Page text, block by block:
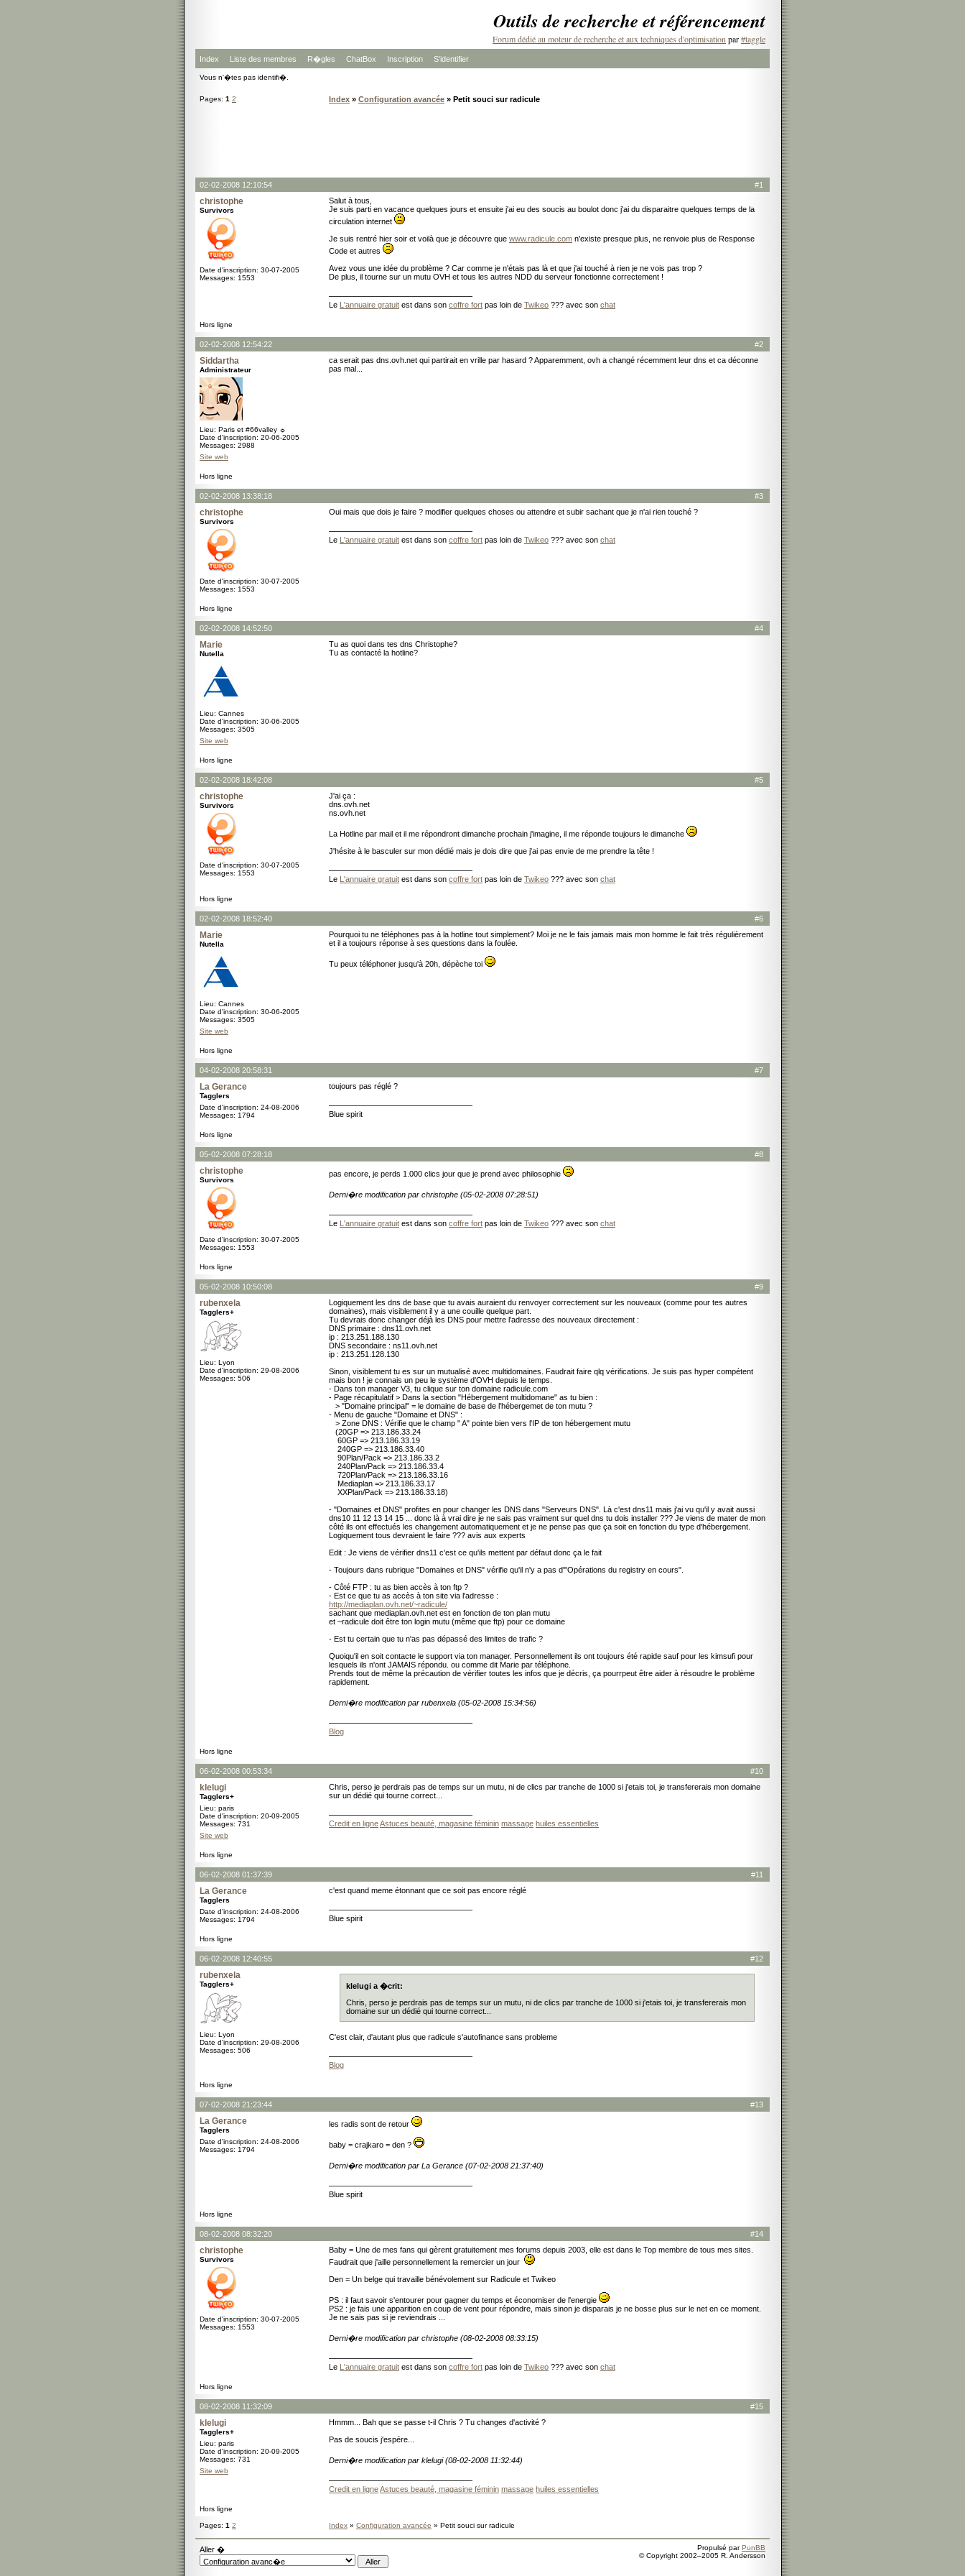
Outils de recherche et référencement
Forum dédié au moteur de recherche et aux techniques d'optimisation par#taggle
Index Liste des membres R�gles ChatBox Inscription S'identifier
Vous n'�tes pas identifi�.
Pages: 1 2 Index » Configuration avancée » Petit souci sur radicule
#1
02-02-2008 12:10:54
christophe
Survivors
Date d'inscription: 30-07-2005
Messages: 1553
Salut à tous,
Je suis parti en vacance quelques jours et ensuite j'ai eu des soucis au boulot donc j'ai du disparaitre quelques temps de la
circulation internet
Je suis rentré hier soir et voilà que je découvre que www.radicule.com n'existe presque plus, ne renvoie plus de Response
Code et autres
Avez vous une idée du problème ? Car comme je n'étais pas là et que j'ai touché à rien je ne vois pas trop ?
De plus, il tourne sur un mutu OVH et tous les autres NDD du serveur fonctionne correctement !
Le L'annuaire gratuit est dans son coffre fort pas loin de Twikeo ??? avec son chat
Hors ligne
#2
02-02-2008 12:54:22
Siddartha
Administrateur
Lieu: Paris et #66valley ☼
Date d'inscription: 20-06-2005
Messages: 2988
Site web
ca serait pas dns.ovh.net qui partirait en vrille par hasard ? Apparemment, ovh a changé récemment leur dns et ca déconne
pas mal...
Hors ligne
#3
02-02-2008 13:38:18
christophe
Survivors
Date d'inscription: 30-07-2005
Messages: 1553
Oui mais que dois je faire ? modifier quelques choses ou attendre et subir sachant que je n'ai rien touché ?
Le L'annuaire gratuit est dans son coffre fort pas loin de Twikeo ??? avec son chat
Hors ligne
#4
02-02-2008 14:52:50
Marie
Nutella
Lieu: Cannes
Date d'inscription: 30-06-2005
Messages: 3505
Site web
Tu as quoi dans tes dns Christophe?
Tu as contacté la hotline?
Hors ligne
#5
02-02-2008 18:42:08
christophe
Survivors
Date d'inscription: 30-07-2005
Messages: 1553
J'ai ça :
dns.ovh.net
ns.ovh.net
La Hotline par mail et il me répondront dimanche prochain j'imagine, il me réponde toujours le dimanche
J'hésite à le basculer sur mon dédié mais je dois dire que j'ai pas envie de me prendre la tête !
Le L'annuaire gratuit est dans son coffre fort pas loin de Twikeo ??? avec son chat
Hors ligne
#6
02-02-2008 18:52:40
Marie
Nutella
Lieu: Cannes
Date d'inscription: 30-06-2005
Messages: 3505
Site web
Pourquoi tu ne téléphones pas à la hotline tout simplement? Moi je ne le fais jamais mais mon homme le fait très régulièrement
et il a toujours réponse à ses questions dans la foulée.
Tu peux téléphoner jusqu'à 20h, dépèche toi
Hors ligne
#7
04-02-2008 20:58:31
La Gerance
Tagglers
Date d'inscription: 24-08-2006
Messages: 1794
toujours pas réglé ?
Blue spirit
Hors ligne
#8
05-02-2008 07:28:18
christophe
Survivors
Date d'inscription: 30-07-2005
Messages: 1553
pas encore, je perds 1.000 clics jour que je prend avec philosophie
Derni�re modification par christophe (05-02-2008 07:28:51)
Le L'annuaire gratuit est dans son coffre fort pas loin de Twikeo ??? avec son chat
Hors ligne
#9
05-02-2008 10:50:08
rubenxela
Tagglers+
Lieu: Lyon
Date d'inscription: 29-08-2006
Messages: 506
Logiquement les dns de base que tu avais auraient du renvoyer correctement sur les nouveaux (comme pour tes autres
domaines), mais visiblement il y a une couille quelque part.
Tu devrais donc changer déjà les DNS pour mettre l'adresse des nouveaux directement :
DNS primaire : dns11.ovh.net
ip : 213.251.188.130
DNS secondaire : ns11.ovh.net
ip : 213.251.128.130
Sinon, visiblement tu es sur un mutualisé avec multidomaines. Faudrait faire qlq vérifications. Je suis pas hyper compétent
mais bon ! je connais un peu le système d'OVH depuis le temps.
- Dans ton manager V3, tu clique sur ton domaine radicule.com
- Page récapitulatif > Dans la section "Hébergement multidomane" as tu bien :
> "Domaine principal" = le domaine de base de l'hébergemet de ton mutu ?
- Menu de gauche "Domaine et DNS" :
> Zone DNS : Vérifie que le champ " A" pointe bien vers l'IP de ton hébergement mutu
(20GP => 213.186.33.24
60GP => 213.186.33.19
240GP => 213.186.33.40
90Plan/Pack => 213.186.33.2
240Plan/Pack => 213.186.33.4
720Plan/Pack => 213.186.33.16
Mediaplan => 213.186.33.17
XXPlan/Pack => 213.186.33.18)
- "Domaines et DNS" profites en pour changer les DNS dans "Serveurs DNS". Là c'est dns11 mais j'ai vu qu'il y avait aussi
dns10 11 12 13 14 15 ... donc là à vrai dire je ne sais pas vraiment sur quel dns tu dois installer ??? Je viens de mater de mon
côté ils ont effectués les changement automatiquement et je ne pense pas que ça soit en fonction du type d'hébergement.
Logiquement tous devraient le faire ??? avis aux experts
Edit : Je viens de vérifier dns11 c'est ce qu'ils mettent par défaut donc ça le fait
- Toujours dans rubrique "Domaines et DNS" vérifie qu'il n'y a pas d'"Opérations du registry en cours".
- Côté FTP : tu as bien accès à ton ftp ?
- Est ce que tu as accès à ton site via l'adresse :
http://mediaplan.ovh.net/~radicule/
sachant que mediaplan.ovh.net est en fonction de ton plan mutu
et ~radicule doit être ton login mutu (même que ftp) pour ce domaine
- Est tu certain que tu n'as pas dépassé des limites de trafic ?
Quoiqu'il en soit contacte le support via ton manager. Personnellement ils ont toujours été rapide sauf pour les kimsufi pour
lesquels ils n'ont JAMAIS répondu. ou comme dit Marie par téléphone.
Prends tout de même la précaution de vérifier toutes les infos que je décris, ça pourrpeut être aider à résoudre le problème
rapidement.
Derni�re modification par rubenxela (05-02-2008 15:34:56)
Blog
Hors ligne
#10
06-02-2008 00:53:34
klelugi
Tagglers+
Lieu: paris
Date d'inscription: 20-09-2005
Messages: 731
Site web
Chris, perso je perdrais pas de temps sur un mutu, ni de clics par tranche de 1000 si j'etais toi, je transfererais mon domaine
sur un dédié qui tourne correct...
Credit en ligneAstuces beauté, magasine féminin massage huiles essentielles
Hors ligne
#11
06-02-2008 01:37:39
La Gerance
Tagglers
Date d'inscription: 24-08-2006
Messages: 1794
c'est quand meme étonnant que ce soit pas encore réglé
Blue spirit
Hors ligne
#12
06-02-2008 12:40:55
rubenxela
Tagglers+
Lieu: Lyon
Date d'inscription: 29-08-2006
Messages: 506
klelugi a �crit:
Chris, perso je perdrais pas de temps sur un mutu, ni de clics par tranche de 1000 si j'etais toi, je transfererais mon
domaine sur un dédié qui tourne correct...
C'est clair, d'autant plus que radicule s'autofinance sans probleme
Blog
Hors ligne
#13
07-02-2008 21:23:44
La Gerance
Tagglers
Date d'inscription: 24-08-2006
Messages: 1794
les radis sont de retour
baby = crajkaro = den ?
Derni�re modification par La Gerance (07-02-2008 21:37:40)
Blue spirit
Hors ligne
#14
08-02-2008 08:32:20
christophe
Survivors
Date d'inscription: 30-07-2005
Messages: 1553
Baby = Une de mes fans qui gèrent gratuitement mes forums depuis 2003, elle est dans le Top membre de tous mes sites.
Faudrait que j'aille personnellement la remercier un jour
Den = Un belge qui travaille bénévolement sur Radicule et Twikeo
PS : il faut savoir s'entourer pour gagner du temps et économiser de l'energie
PS2 : je fais une apparition en coup de vent pour répondre, mais sinon je disparais je ne bosse plus sur le net en ce moment.
Je ne sais pas si je reviendrais ...
Derni�re modification par christophe (08-02-2008 08:33:15)
Le L'annuaire gratuit est dans son coffre fort pas loin de Twikeo ??? avec son chat
Hors ligne
#15
08-02-2008 11:32:09
klelugi
Tagglers+
Lieu: paris
Date d'inscription: 20-09-2005
Messages: 731
Site web
Hmmm... Bah que se passe t-il Chris ? Tu changes d'activité ?
Pas de soucis j'espére...
Derni�re modification par klelugi (08-02-2008 11:32:44)
Credit en ligneAstuces beauté, magasine féminin massage huiles essentielles
Hors ligne
Pages: 1 2 Index » Configuration avancée » Petit souci sur radicule
Aller � Propulsé parPunBB
© Copyright 2002–2005 R. Andersson